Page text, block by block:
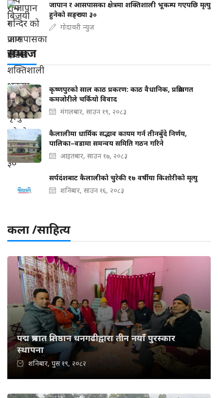
जापान र आसपासका क्षेत्रमा शक्तिशाली भूकम्प गएपछि मृत्यु
हुनेको सङ्ख्या ३०
गोदावरी न्युज
समाज
कृष्णपुरको साल काठ प्रकरण: काठ वैधानिक, प्रक्रियागत
कमजोरीले चर्कियो विवाद
मंगलबार, साउन १९, २०८३
कैलालीमा धार्मिक सद्भाव कायम गर्न तीनबुँदे निर्णय,
पालिका–वडामा समन्वय समिति गठन गरिने
आइतबार, साउन १७, २०८३
सर्पदंशबाट कैलालीको चुरेकी १७ वर्षीया किशोरीको मृत्यु
शनिबार, साउन १६, २०८३
कला /साहित्य
पद्म प्रभात प्रतिष्ठान धनगढीद्वारा तीन नयाँ पुरस्कार
स्थापना
शनिबार, पुस १९, २०८२